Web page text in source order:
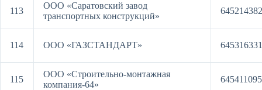
113
ООО «Саратовский завод
транспортных конструкций»
114 ООО «ГАЗСТАНДАРТ»
115
ООО «Строительно-монтажная
компания-64»